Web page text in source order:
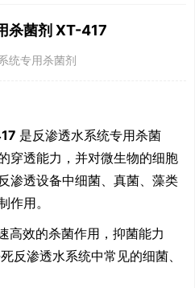
杀菌剂 XT-417
统专用杀菌剂
是反渗透水系统专用杀菌
穿透能力，并对微生物的细胞
渗透设备中细菌、真菌、藻类
作用。
高效的杀菌作用，抑菌能力
反渗透水系统中常见的细菌、